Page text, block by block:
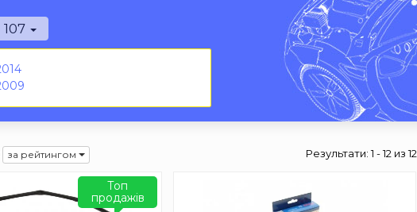
107
за рейтингом Результати:1 - 12 из 12
Топ
продажів